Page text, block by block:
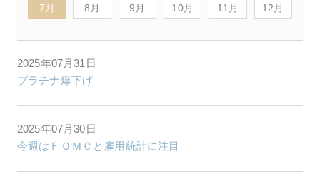
7月 8月 9月 10月 11月 12月
2025年07月31日
プラチナ爆下げ
2025年07月30日
今週はＦＯＭＣと雇用統計に注目